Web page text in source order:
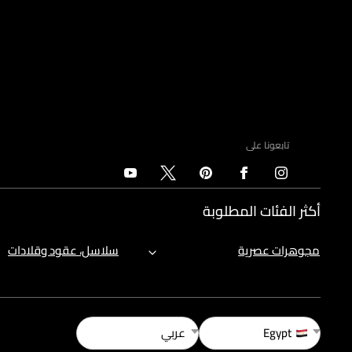
تابعونا على
أكثر الفئات المطلوبة
مجوهرات عصرية سلاسل، عقود وقلادات
Egypt عربي